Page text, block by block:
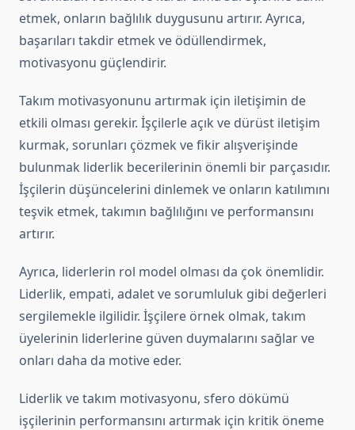
etmek, onların bağlılık duygusunu artırır. Ayrıca,
başarıları takdir etmek ve ödüllendirmek,
motivasyonu güçlendirir.
Takım motivasyonunu artırmak için iletişimin de
etkili olması gerekir. İşçilerle açık ve dürüst iletişim
kurmak, sorunları çözmek ve fikir alışverişinde
bulunmak liderlik becerilerinin önemli bir parçasıdır.
İşçilerin düşüncelerini dinlemek ve onların katılımını
teşvik etmek, takımın bağlılığını ve performansını
artırır.
Ayrıca, liderlerin rol model olması da çok önemlidir.
Liderlik, empati, adalet ve sorumluluk gibi değerleri
sergilemekle ilgilidir. İşçilere örnek olmak, takım
üyelerinin liderlerine güven duymalarını sağlar ve
onları daha da motive eder.
Liderlik ve takım motivasyonu, sfero dökümü
işçilerinin performansını artırmak için kritik öneme